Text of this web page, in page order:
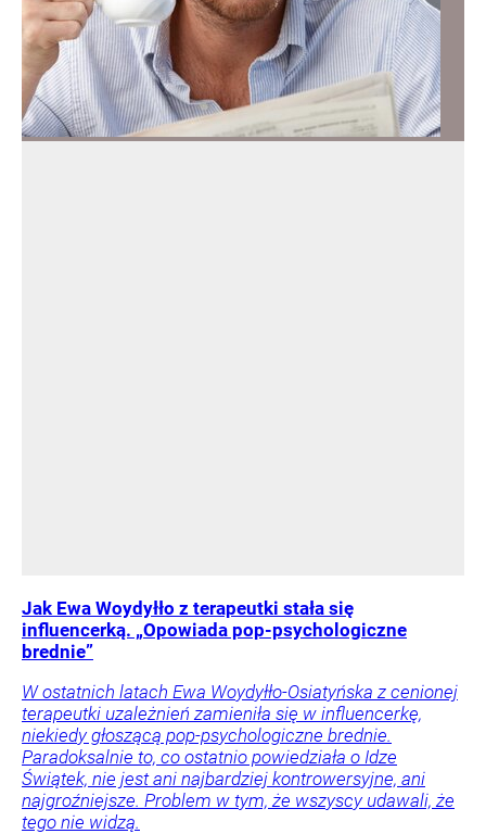
Jak Ewa Woydyłło z terapeutki stała się
influencerką. „Opowiada pop-psychologiczne
brednie”
W ostatnich latach Ewa Woydyłło-Osiatyńska z cenionej
terapeutki uzależnień zamieniła się w influencerkę,
niekiedy głoszącą pop-psychologiczne brednie.
Paradoksalnie to, co ostatnio powiedziała o Idze
Świątek, nie jest ani najbardziej kontrowersyjne, ani
najgroźniejsze. Problem w tym, że wszyscy udawali, że
tego nie widzą.